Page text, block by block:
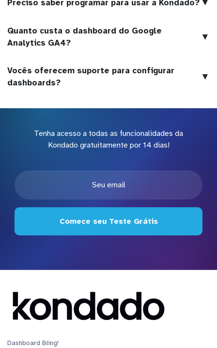
Preciso saber programar para usar a Kondado? ▼
Quanto custa o dashboard do Google
Analytics GA4?
▼
Vocês oferecem suporte para configurar
dashboards?
▼
Tenha acesso a todas as funcionalidades da
Kondado gratuitamente por 14 dias!
Comece seu Teste Grátis
Dashboard Bling!